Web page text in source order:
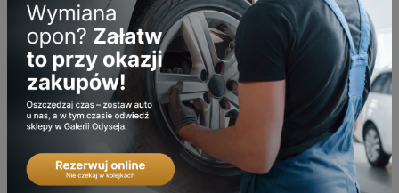
Kliknij przycisk „aplikuj”, aby wziąć karierę w swoje ręce.
Kliknijtutaj, aby przeczytać więcej o JYSK jako
pracodawcy i poznać naszych Sprzedawców.
Wszystkie nadesłane aplikacje są analizowane na
bieżąco i finalizujemy proces rekrutacji, gdy tylko
znajdziemy odpowiedniego kandydata.
Częścią procesu rekrutacji jest wideo-rekrutacja,